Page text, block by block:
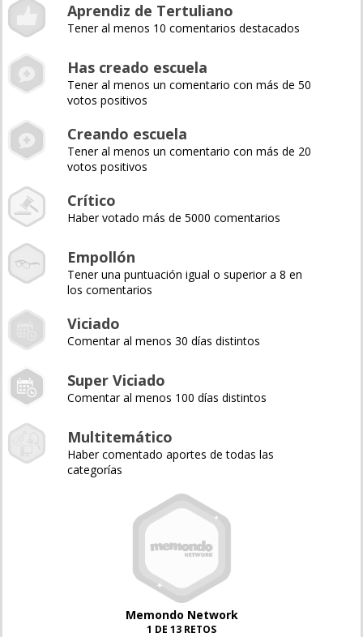
Aprendiz de Tertuliano
Tener al menos 10 comentarios destacados
Has creado escuela
Tener al menos un comentario con más de 50
votos positivos
Creando escuela
Tener al menos un comentario con más de 20
votos positivos
Crítico
Haber votado más de 5000 comentarios
Empollón
Tener una puntuación igual o superior a 8 en
los comentarios
Viciado
Comentar al menos 30 días distintos
Super Viciado
Comentar al menos 100 días distintos
Multitemático
Haber comentado aportes de todas las
categorías
Memondo Network
1 DE 13 RETOS